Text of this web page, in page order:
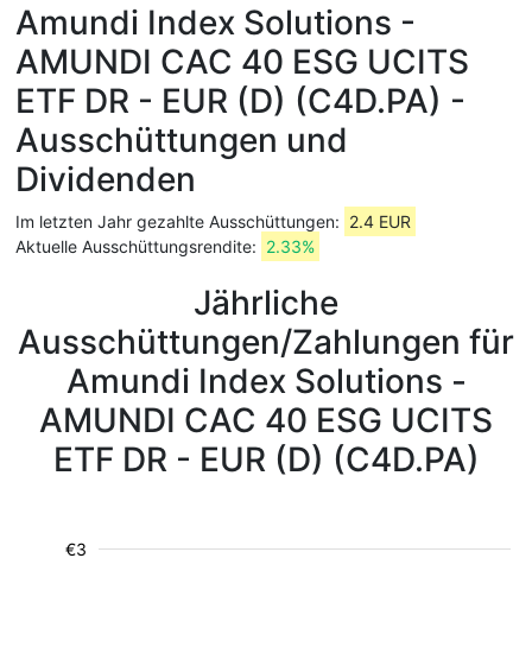
Amundi Index Solutions -
AMUNDI CAC 40 ESG UCITS
ETF DR - EUR (D) (C4D.PA) -
Ausschüttungen und
Dividenden
Im letzten Jahr gezahlte Ausschüttungen: 2.4 EUR
Aktuelle Ausschüttungsrendite: 2.33%
Jährliche
Ausschüttungen/Zahlungen für
Amundi Index Solutions -
AMUNDI CAC 40 ESG UCITS
ETF DR - EUR (D) (C4D.PA)
€3